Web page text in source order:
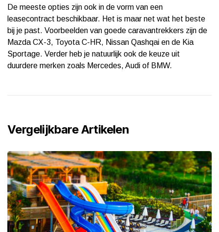
De meeste opties zijn ook in de vorm van een
leasecontract beschikbaar. Het is maar net wat het beste
bij je past. Voorbeelden van goede caravantrekkers zijn de
Mazda CX-3, Toyota C-HR, Nissan Qashqai en de Kia
Sportage. Verder heb je natuurlijk ook de keuze uit
duurdere merken zoals Mercedes, Audi of BMW.
Vergelijkbare Artikelen